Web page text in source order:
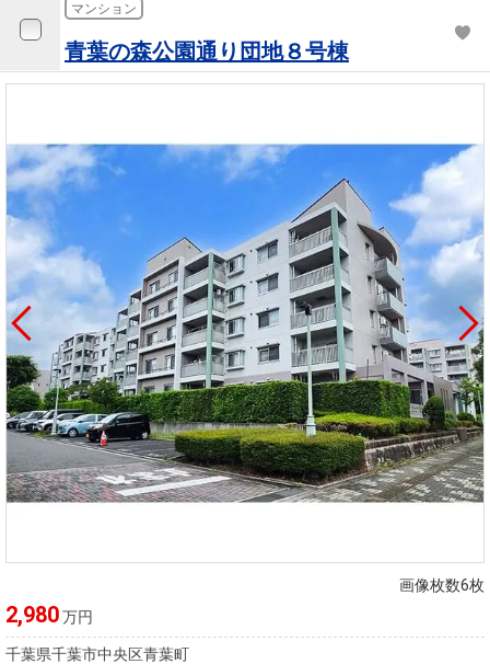
マンション
青葉の森公園通り団地８号棟
画像枚数6枚
2,980万円
千葉県千葉市中央区青葉町